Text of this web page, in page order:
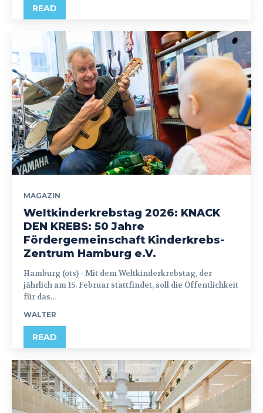
READ
MAGAZIN
Weltkinderkrebstag 2026: KNACK
DEN KREBS: 50 Jahre
Fördergemeinschaft Kinderkrebs-
Zentrum Hamburg e.V.
Hamburg (ots) - Mit dem Weltkinderkrebstag, der
jährlich am 15. Februar stattfindet, soll die Öffentlichkeit
für das...
WALTER
READ